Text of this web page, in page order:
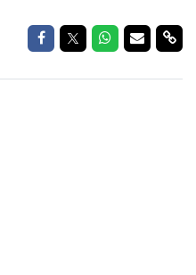
Delen op Facebook
Delen op Twitter
Delen op
Delen